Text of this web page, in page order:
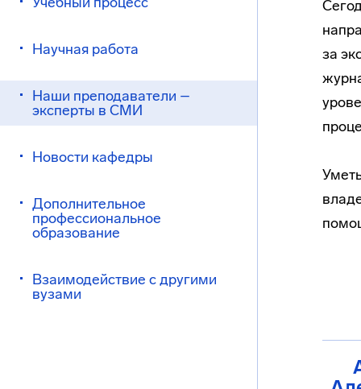
Научная работа
Наши преподаватели –
эксперты в СМИ
Новости кафедры
Дополнительное
профессиональное
образование
Взаимодействие с другими
вузами
за